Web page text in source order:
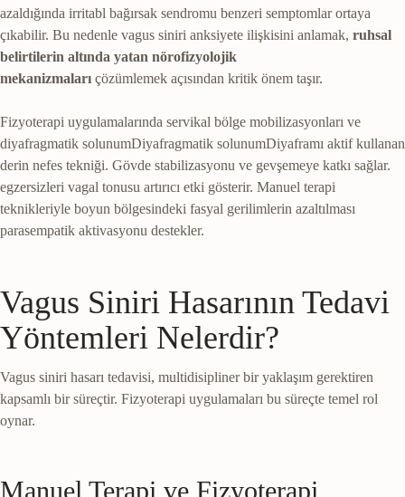
azaldığında irritabl bağırsak sendromu benzeri semptomlar ortaya
çıkabilir. Bu nedenle vagus siniri anksiyete ilişkisini anlamak, ruhsal
belirtilerin altında yatan nörofizyolojik
mekanizmaları çözümlemek açısından kritik önem taşır.
Fizyoterapi uygulamalarında servikal bölge mobilizasyonları ve
diyafragmatik solunumDiyafragmatik solunumDiyaframı aktif kullanan
derin nefes tekniği. Gövde stabilizasyonu ve gevşemeye katkı sağlar.
egzersizleri vagal tonusu artırıcı etki gösterir. Manuel terapi
teknikleriyle boyun bölgesindeki fasyal gerilimlerin azaltılması
parasempatik aktivasyonu destekler.
Vagus Siniri Hasarının Tedavi
Yöntemleri Nelerdir?
Vagus siniri hasarı tedavisi, multidisipliner bir yaklaşım gerektiren
kapsamlı bir süreçtir. Fizyoterapi uygulamaları bu süreçte temel rol
oynar.
Manuel Terapi ve Fizyoterapi